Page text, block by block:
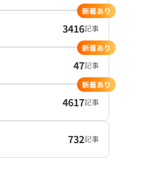
3416記事
新着あり
47記事
新着あり
4617記事
新着あり
732記事